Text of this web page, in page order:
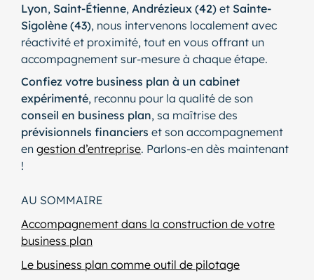
Lyon, Saint-Étienne, Andrézieux (42) et Sainte-
Sigolène (43), nous intervenons localement avec
réactivité et proximité, tout en vous offrant un
accompagnement sur-mesure à chaque étape.
Confiez votre business plan à un cabinet
expérimenté, reconnu pour la qualité de son
conseil en business plan, sa maîtrise des
prévisionnels financiers et son accompagnement
en gestion d’entreprise. Parlons-en dès maintenant
!
AU SOMMAIRE
Accompagnement dans la construction de votre
business plan
Le business plan comme outil de pilotage